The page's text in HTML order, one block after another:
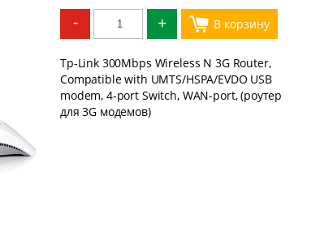
- +
Tp-Link 300Mbps Wireless N 3G Router,
Compatible with UMTS/HSPA/EVDO USB
modem, 4-port Switch, WAN-port, (роутер
для 3G модемов)